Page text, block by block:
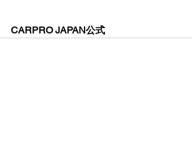
CARPRO JAPAN公式